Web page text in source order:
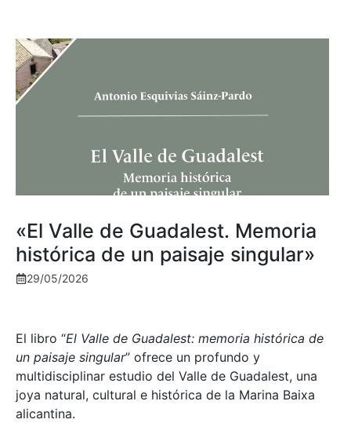
«El Valle de Guadalest. Memoria
histórica de un paisaje singular»
29/05/2026
El libro “El Valle de Guadalest: memoria histórica de
un paisaje singular” ofrece un profundo y
multidisciplinar estudio del Valle de Guadalest, una
joya natural, cultural e histórica de la Marina Baixa
alicantina.